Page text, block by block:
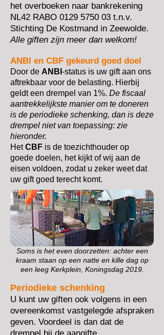
het overboeken naar bankrekening
NL42 RABO 0129 5750 03 t.n.v.
Stichting De Kostmand in Zeewolde.
Alle giften zijn meer dan welkom!
ANBI en CBF gekeurd goed doel
Door de ANBI -status is uw gift aan ons
aftrekbaar voor de belasting. Hierbij
geldt een drempel van 1%. De fiscaal
aantrekkelijkste manier om te doneren
is de periodieke schenking, dan is deze
drempel niet van toepassing: zie
hieronder.
HetCBF is de toezichthouder op
goede doelen, het kijkt of wij aan de
eisen voldoen, zodat u zeker weet dat
uw gift goed terecht komt.
Soms is het even doorzetten: achter een
kraam staan op een natte en kille dag op
een leeg Kerkplein, Koningsdag 2019.
Periodieke schenking
U kunt uw giften ook volgens in een
overeenkomst vastgelegde afspraken
geven. Voordeel is dan dat de